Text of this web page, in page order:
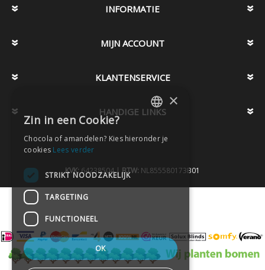
INFORMATIE
MIJN ACCOUNT
KLANTENSERVICE
HANDIGE LINKS
KVK:64238504 | BTW: NL855580173B01
DUTCH
×
Zin in een Cookie?
Chocola of amandelen? Kies hieronder je
cookies Lees verder
STRIKT NOODZAKELIJK
TARGETING
FUNCTIONEEL
OK